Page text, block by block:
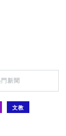
新聞
文教